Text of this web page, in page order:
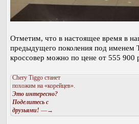
Отметим, что в настоящее время в
предыдущего поколения под именем
кроссовер можно по цене от 555 900
Chery Tiggo станет
похожим на «корейцев».
Это интересно?
Поделитесь с
друзьями! —→